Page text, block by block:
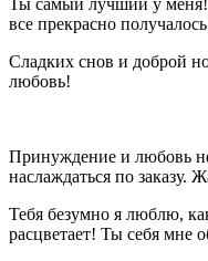
Ты самый лучший у
все прекрасно
Сладких снов и доброй
любовь!
Принуждение и любовь
наслаждаться по заказу.
Тебя безумно я люблю,
расцветает! Ты себя мне